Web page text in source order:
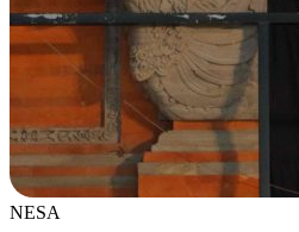
NESA